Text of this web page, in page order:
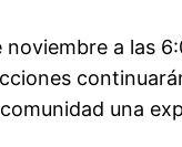
a las
una